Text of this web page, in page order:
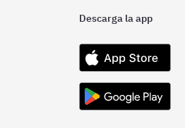
Descarga la app